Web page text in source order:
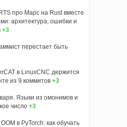
про Марс на Rust вместе
архитектура, ошибки и
+3
перестает быть
в LinuxCNC держится
из 9 коммитов +3
Языки из омонимов и
число +3
в PyTorch: как обучать